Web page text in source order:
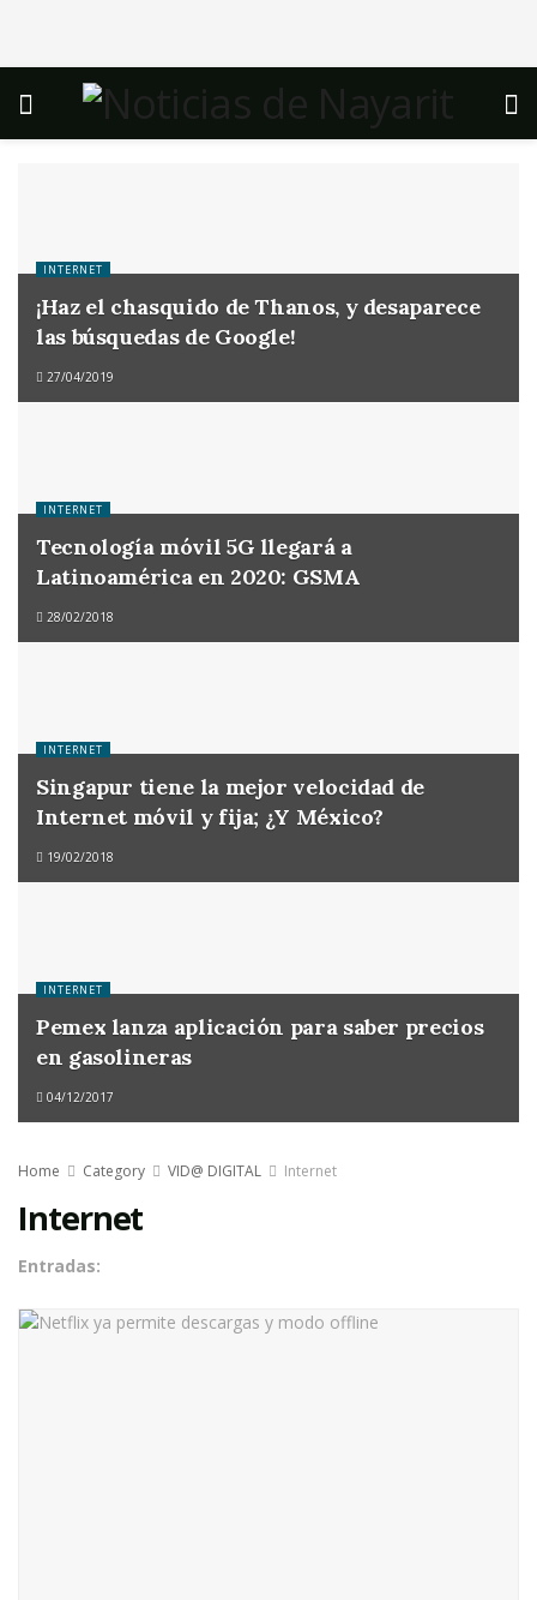
INTERNET
¡Haz el chasquido de Thanos, y desaparece
las búsquedas de Google!
27/04/2019
INTERNET
Tecnología móvil 5G llegará a
Latinoamérica en 2020: GSMA
28/02/2018
INTERNET
Singapur tiene la mejor velocidad de
Internet móvil y fija; ¿Y México?
19/02/2018
INTERNET
Pemex lanza aplicación para saber precios
en gasolineras
04/12/2017
Home Category VID@ DIGITAL Internet
Internet
Entradas: